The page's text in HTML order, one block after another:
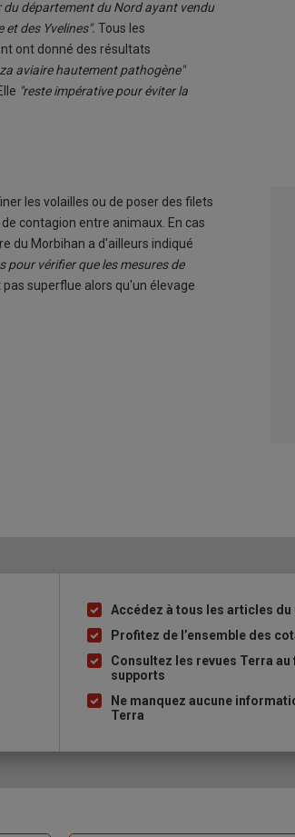
du département du Nord ayant vendu
des Yvelines". Tous les
ont donné des résultats
aviaire hautement pathogène"
"reste impérative pour éviter la
les volailles ou de poser des filets
contagion entre animaux. En cas
du Morbihan a d'ailleurs indiqué
pour vérifier que les mesures de
superflue alors qu'un élevage
Liste
à
puce
Accédez à tous les articles du
Profitez de l’ensemble des
Consultez les revues Terra
supports
Ne manquez aucune
Terra